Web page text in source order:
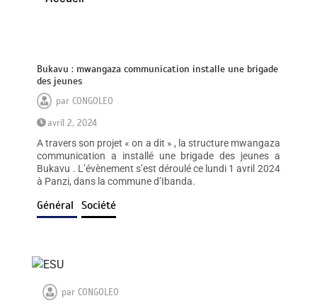
Bukavu : mwangaza communication installe une brigade
des jeunes
parCONGOLEO
avril 2, 2024
A travers son projet « on a dit » , la structure mwangaza
communication a installé une brigade des jeunes a
Bukavu . L’évènement s’est déroulé ce lundi 1 avril 2024
à Panzi, dans la commune d’Ibanda.
Général Société
parCONGOLEO